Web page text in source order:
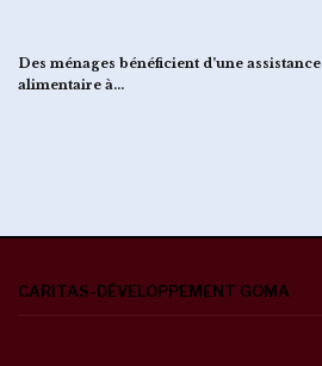
Des ménages bénéficient d’une assistance
alimentaire à…
CARITAS-DÉVELOPPEMENT GOMA